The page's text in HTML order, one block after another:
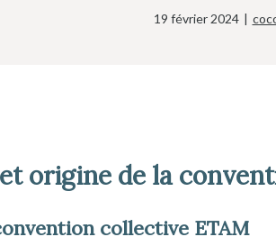
19 février 2024
origine de la
collective ETAM